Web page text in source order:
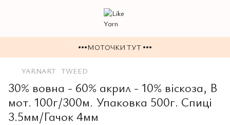
•••МОТОЧКИ ТУТ •••
YARNART TWEED
30% вовна - 60% акрил - 10% віскоза, В
мот. 100г/300м. Упаковка 500г. Спиці
3.5мм/Гачок 4мм